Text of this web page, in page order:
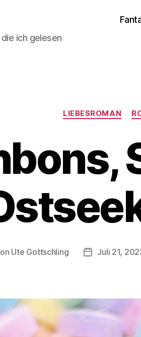
ich gelesen
LIEBESROMAN
Ute Gottschling Juli 21,